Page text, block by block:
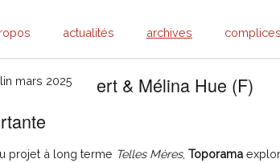
actualités archives
mars 2025
Marine Allibert & Mélina Hue (F)
projet à long terme Telles Mères, Toporama